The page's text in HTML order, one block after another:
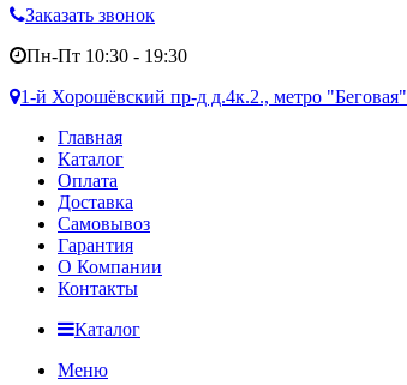
Заказать звонок
Пн-Пт 10:30 - 19:30
1-й Хорошёвский пр-д д.4к.2., метро "Беговая"
Главная
Каталог
Оплата
Доставка
Самовывоз
Гарантия
О Компании
Контакты
Каталог
Меню